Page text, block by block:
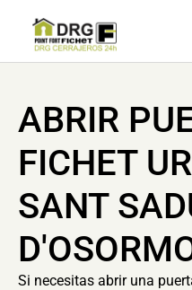
ABRIR
FICHET
SANT
Si necesitas abrir una